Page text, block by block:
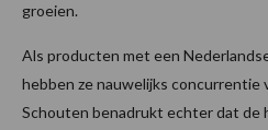
groeien.
Als producten met een
hebben ze nauwelijks concurrentie
Schouten benadrukt echter dat de